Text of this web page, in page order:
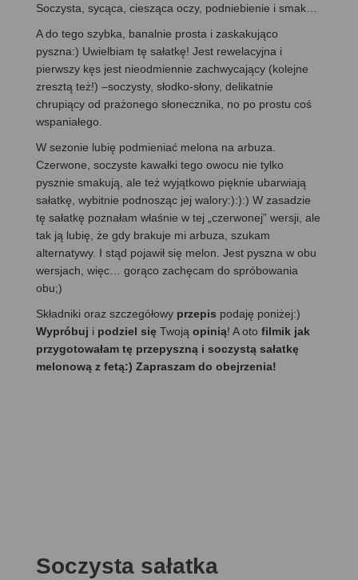
Soczysta, sycąca, ciesząca oczy, podniebienie i smak…
A do tego szybka, banalnie prosta i zaskakująco
pyszna:) Uwielbiam tę sałatkę! Jest rewelacyjna i
pierwszy kęs jest nieodmiennie zachwycający (kolejne
zresztą też!) –soczysty, słodko-słony, delikatnie
chrupiący od prażonego słonecznika, no po prostu coś
wspaniałego.
W sezonie lubię podmieniać melona na arbuza.
Czerwone, soczyste kawałki tego owocu nie tylko
pysznie smakują, ale też wyjątkowo pięknie ubarwiają
sałatkę, wybitnie podnosząc jej walory:):):) W zasadzie
tę sałatkę poznałam właśnie w tej „czerwonej” wersji, ale
tak ją lubię, że gdy brakuje mi arbuza, szukam
alternatywy. I stąd pojawił się melon. Jest pyszna w obu
wersjach, więc… gorąco zachęcam do spróbowania
obu;)
Składniki oraz szczegółowy przepis podaję poniżej:)
Wypróbuj i podziel się Twoją opinią! A oto filmik jak
przygotowałam tę przepyszną i soczystą sałatkę
melonową z fetą:) Zapraszam do obejrzenia!
Soczysta sałatka